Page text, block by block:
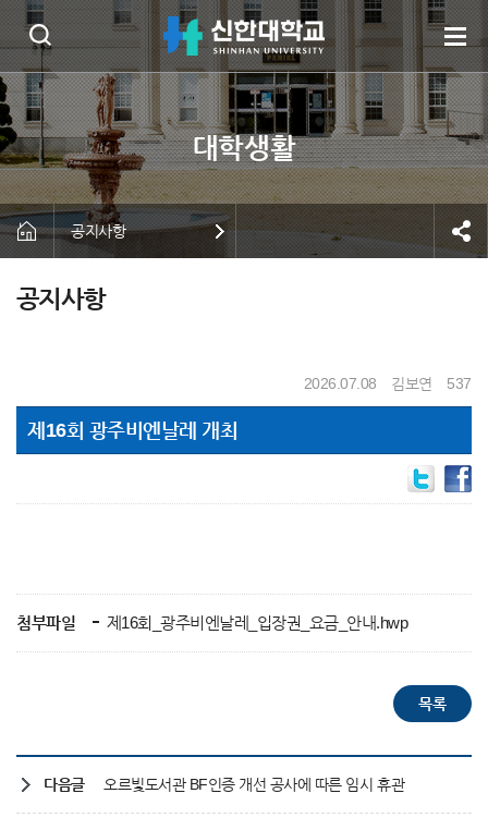
공지사항
공지사항
2026.07.08 김보연 537
제16회 광주비엔날레 개최
첨부파일 제16회_광주비엔날레_입장권_요금_안내.hwp
다음글 오르빛도서관 BF인증 개선 공사에 따른 임시 휴관